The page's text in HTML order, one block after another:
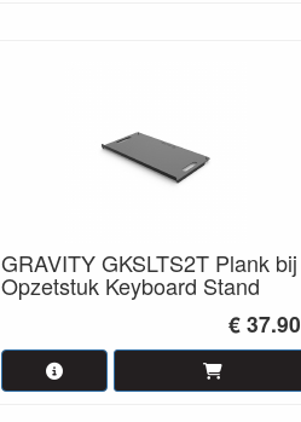
GRAVITY GKSLTS2T Plank bij
Opzetstuk Keyboard Stand
€ 37.90